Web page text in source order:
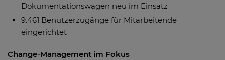
Dokumentationswagen neu im Einsatz
9.461 Benutzerzugänge für Mitarbeitende
eingerichtet
Change-Management im Fokus